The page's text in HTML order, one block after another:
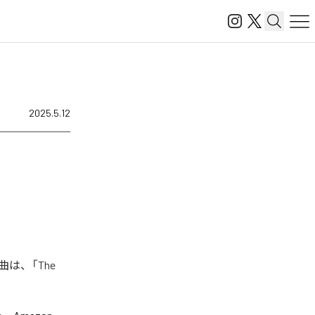
2025.5.12
は、「The